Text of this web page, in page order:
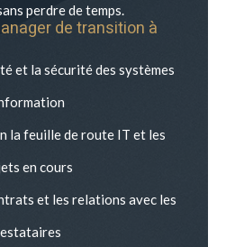
perdre de temps.
de transition à
et la sécurité des systèmes
la feuille de route IT et les
en cours
et les relations avec les